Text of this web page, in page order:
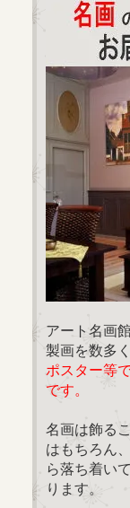
アート名画
製画を数多
ポスター等
です。
名画は飾る
はもちろん
ら落ち着い
ります。